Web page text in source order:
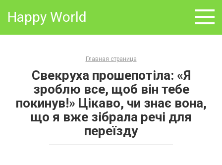
Happy World
Главная страница
Свекруха прошепотіла: «Я
зроблю все, щоб він тебе
покинув!» Цікаво, чи знає вона,
що я вже зібрала речі для
переїзду